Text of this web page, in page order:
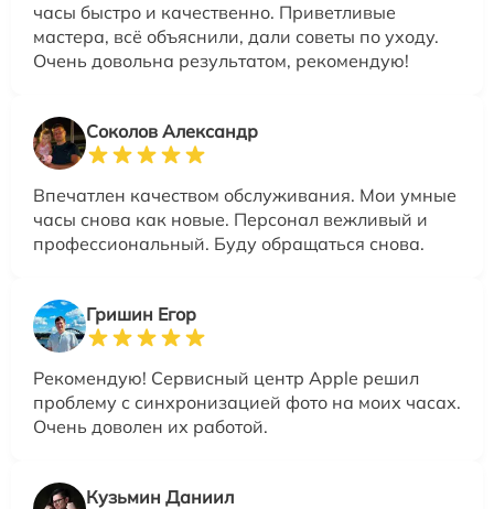
часы быстро и качественно. Приветливые
мастера, всё объяснили, дали советы по уходу.
Очень довольна результатом, рекомендую!
Соколов Александр
Впечатлен качеством обслуживания. Мои умные
часы снова как новые. Персонал вежливый и
профессиональный. Буду обращаться снова.
Гришин Егор
Рекомендую! Сервисный центр Apple решил
проблему с синхронизацией фото на моих часах.
Очень доволен их работой.
Кузьмин Даниил